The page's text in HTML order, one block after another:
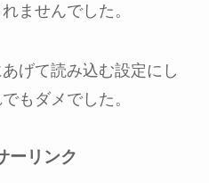
ませんでした。
げて読み込む設定にし
もダメでした。
ーリンク